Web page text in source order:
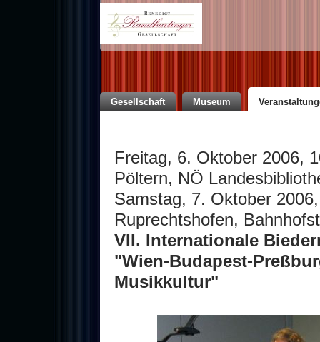
Gesellschaft Museum
Freitag, 6. Oktober 2006,
Pöltern, NÖ
Samstag, 7. Oktober
Ruprechtshofen,
VII. Internationale
"Wien-Budapest-
Musikkultur"